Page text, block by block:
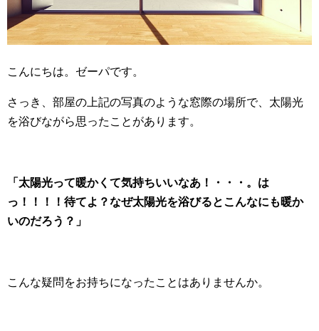
こんにちは。ゼーパです。
さっき、部屋の上記の写真のような窓際の場所で、太陽光
を浴びながら思ったことがあります。
「太陽光って暖かくて気持ちいいなあ！・・・。は
っ！！！！待てよ？なぜ太陽光を浴びるとこんなにも暖か
いのだろう？」
こんな疑問をお持ちになったことはありませんか。